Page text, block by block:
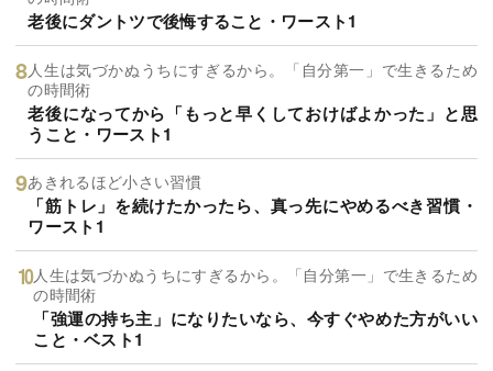
老後にダントツで後悔すること・ワースト1
人生は気づかぬうちにすぎるから。「自分第一」で生きるため
の時間術
老後になってから「もっと早くしておけばよかった」と思
うこと・ワースト1
あきれるほど小さい習慣
「筋トレ」を続けたかったら、真っ先にやめるべき習慣・
ワースト1
人生は気づかぬうちにすぎるから。「自分第一」で生きるため
の時間術
「強運の持ち主」になりたいなら、今すぐやめた方がいい
こと・ベスト1